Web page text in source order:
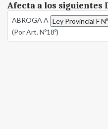
Afecta a los siguientes
ABROGA A Ley Provincial F
(Por Art. Nº18º)